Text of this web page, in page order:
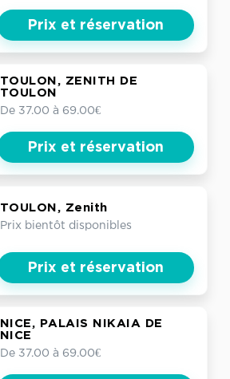
Prix et réservation
TOULON, ZENITH DE
TOULON
De 37.00 à 69.00€
Prix et réservation
TOULON, Zenith
Prix bientôt disponibles
Prix et réservation
NICE, PALAIS NIKAIA DE
NICE
De 37.00 à 69.00€